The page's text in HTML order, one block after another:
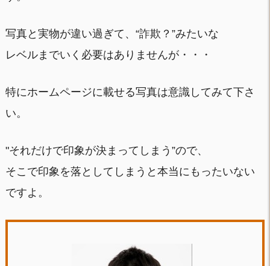
写真と実物が違い過ぎて、“詐欺？”みたいな
レベルまでいく必要はありませんが・・・
特にホームページに載せる写真は意識してみて下さ
い。
"それだけで印象が決まってしまう”ので、
そこで印象を落としてしまうと本当にもったいない
ですよ。